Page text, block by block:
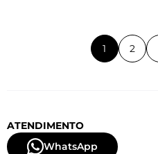
1 2
ATENDIMENTO
WhatsApp